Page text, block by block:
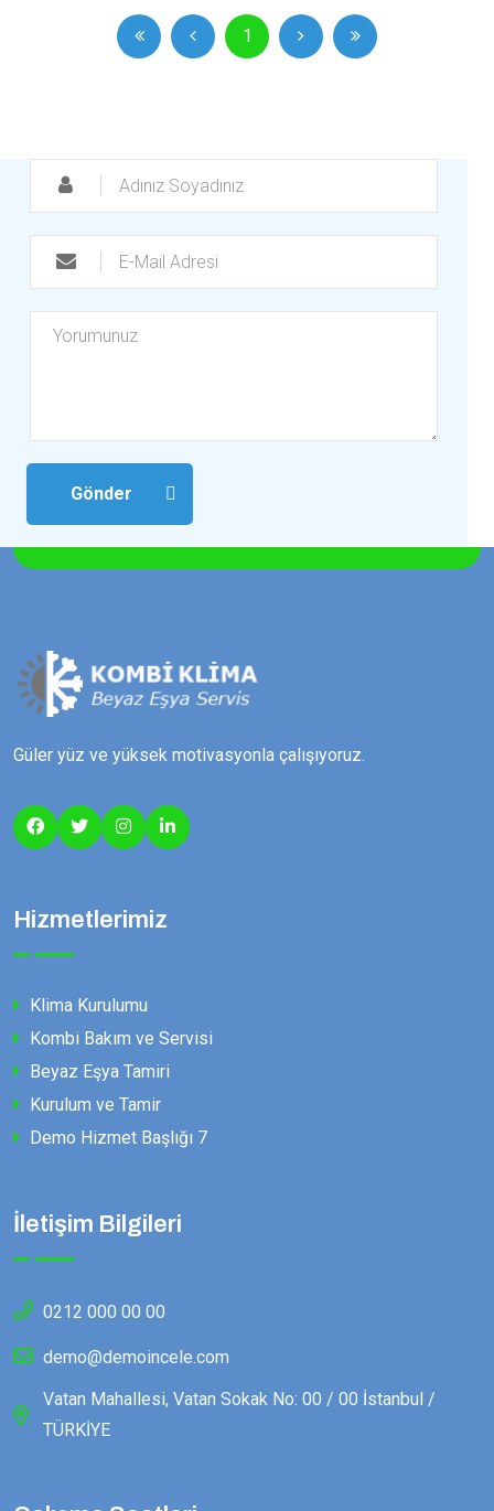
1
Gönder
Güler yüz ve yüksek motivasyonla çalışıyoruz.
Hizmetlerimiz
Klima Kurulumu
Kombi Bakım ve Servisi
Beyaz Eşya Tamiri
Kurulum ve Tamir
Demo Hizmet Başlığı 7
İletişim Bilgileri
0212 000 00 00
demo@demoincele.com
Vatan Mahallesi, Vatan Sokak No: 00 / 00 İstanbul /
TÜRKİYE